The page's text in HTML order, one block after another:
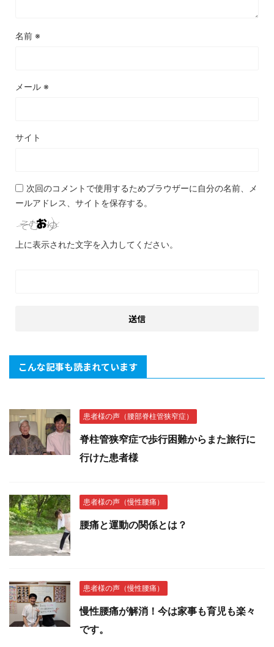
名前 ※
メール ※
サイト
次回のコメントで使用するためブラウザーに自分の名前、メ
ールアドレス、サイトを保存する。
上に表示された文字を入力してください。
こんな記事も読まれています
患者様の声（腰部脊柱管狭窄症）
脊柱管狭窄症で歩行困難からまた旅行に
行けた患者様
患者様の声（慢性腰痛）
腰痛と運動の関係とは？
患者様の声（慢性腰痛）
慢性腰痛が解消！今は家事も育児も楽々
です。